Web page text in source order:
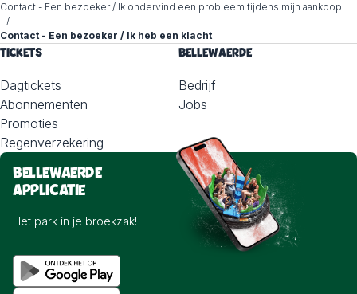
Contact - Een bezoeker / Ik ondervind een probleem tijdens mijn aankoop
Contact - Een bezoeker / Ik heb een klacht
TICKETS
Dagtickets
Abonnementen
Promoties
Regenverzekering
BELLEWAERDE
Bedrijf
Jobs
BELLEWAERDE
APPLICATIE
Het park in je broekzak!